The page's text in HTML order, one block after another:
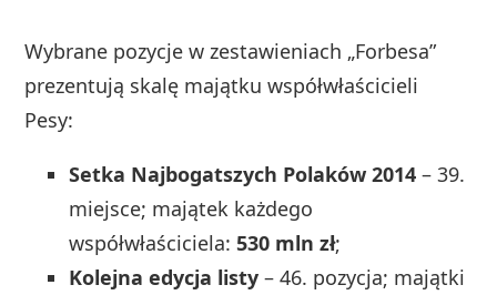
Wybrane pozycje w zestawieniach „Forbesa”
prezentują skalę majątku współwłaścicieli
Pesy:
Setka Najbogatszych Polaków 2014 – 39.
miejsce; majątek każdego
współwłaściciela:530 mln zł;
Kolejna edycja listy – 46. pozycja; majątki